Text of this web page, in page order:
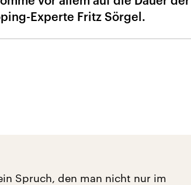
Experte Fritz Sörgel.
Spruch, den man nicht nur im